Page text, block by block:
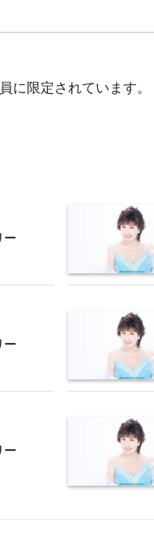
に限定されています。
ー
ー
ー